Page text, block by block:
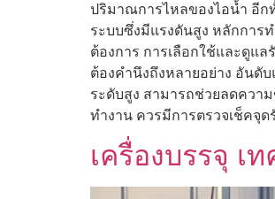
ปริมาณการไหลของไอน้ำ อีก
ระบบซึ่งมีแรงดันสูง หลักการ
ต้องการ การเลือกใช้และดูแ
ต้องคำนึงถึงหลายอย่าง อันดั
ระดับสูง สามารถช่วยลดควา
ทำงาน ควรมีการตรวจเช็คจุด
เครื่องบรรจุ เ